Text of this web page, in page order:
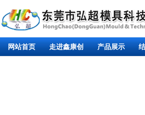
网站首页 走进鑫康创 产品展示